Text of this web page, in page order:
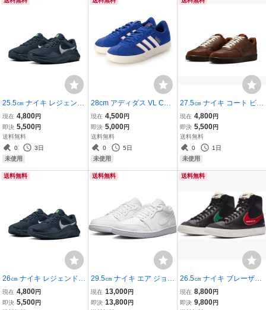
25.5㎝ ナイキ レジェンド
エッセンシャル 3 ネクス
ト ネイチャー DM1120-4
04 NIKE LEGEND ESSE
NTIAL 3 NEXT NATURE
NN トレーニング
現在 4,800円
即決 5,500円
送料無料
0
3日
未使用
28cm アディダス VL COU
RT 3.0 青/白 ID6283 adid
as VLコート3.0
現在 4,500円
即決 5,000円
送料無料
0
5日
未使用
27.5㎝ ナイキ コート ビジ
ョン ロー 茶 IO8749-299
NIKE COURT VISION LO
カカオワオ
現在 4,800円
即決 5,500円
送料無料
0
1日
未使用
送料無料
26㎝ ナイキ レジェンド
エッセンシャル 3 ネクス
ト ネイチャー DM1120-4
現在 4,800円
即決 5,500円
送料無料
29.5㎝ ナイキ エア ジョー
ダン ロー 白/白 553558-1
36 NIKE AIR JORDAN 1 L
現在 13,000円
即決 13,800円
送料無料
26.5㎝ ナイキ ブレーザー
ミッド 77 黒/マルチ DA21
42-046 WMNS BLAZER
現在 8,800円
即決 9,800円